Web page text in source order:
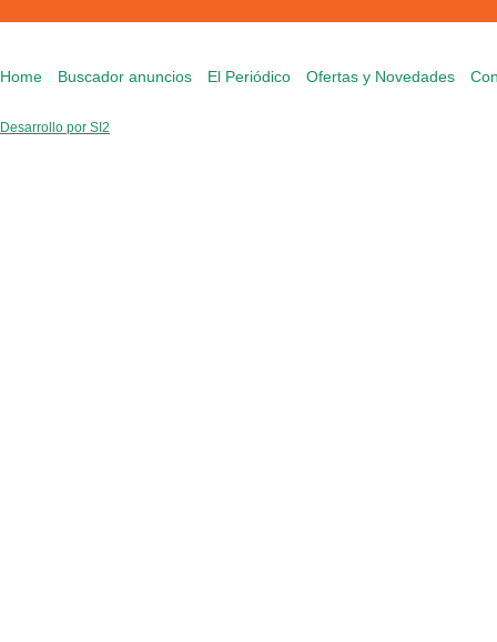
Home Buscador anuncios El Periódico Ofertas y Novedades
Desarrollo por SI2